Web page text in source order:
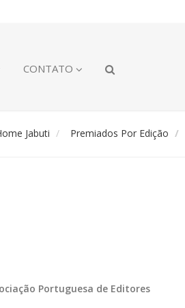
CONTATO
Jabuti Premiados Por Edição
Portuguesa de Editores